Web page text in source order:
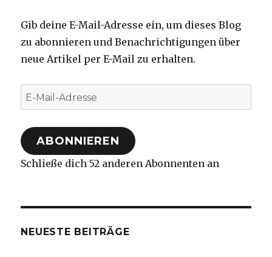
Gib deine E-Mail-Adresse ein, um dieses Blog
zu abonnieren und Benachrichtigungen über
neue Artikel per E-Mail zu erhalten.
E-
Mail-
Adresse
ABONNIEREN
Schließe dich 52 anderen Abonnenten an
NEUESTE BEITRÄGE